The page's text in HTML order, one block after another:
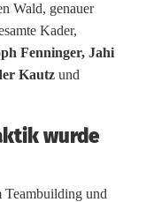
Wald, genauer
Kader,
Fenninger, Jahi
Kautz und
wurde
Teambuilding und